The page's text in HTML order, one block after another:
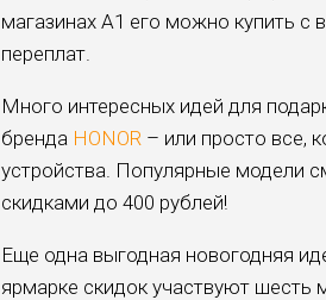
магазинах А1 его можно купить с
переплат.
Много интересных идей для
бренда HONOR – или просто все,
устройства. Популярные модели
скидками до 400 рублей!
Еще одна выгодная новогодняя
ярмарке скидок участвуют шесть